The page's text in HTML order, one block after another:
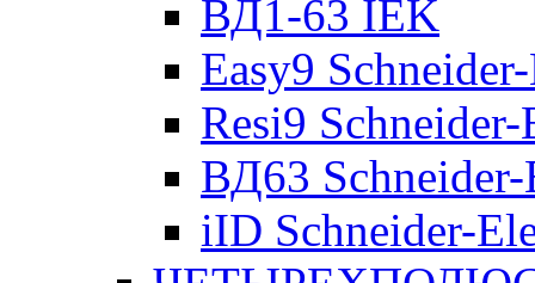
ВД1-63 IEK
Easy9
Resi9
ВД63
iID Schneider-